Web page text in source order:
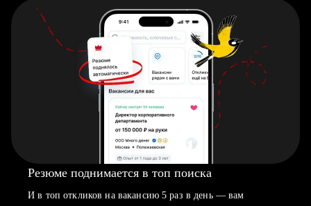
Резюме поднимается в топ поиска
И в топ откликов на вакансию 5 раз в день — вам